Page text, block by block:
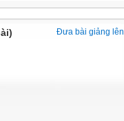
Đưa bài giảng lên